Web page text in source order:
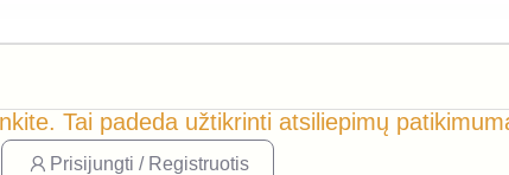
Tai padeda užtikrinti atsiliepimų
Prisijungti / Registruotis